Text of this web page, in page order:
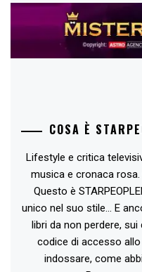
COSA È
Lifestyle e critica
musica e cronaca
Questo è
unico nel suo stile... E
libri da non perdere,
codice di accesso
indossare, come